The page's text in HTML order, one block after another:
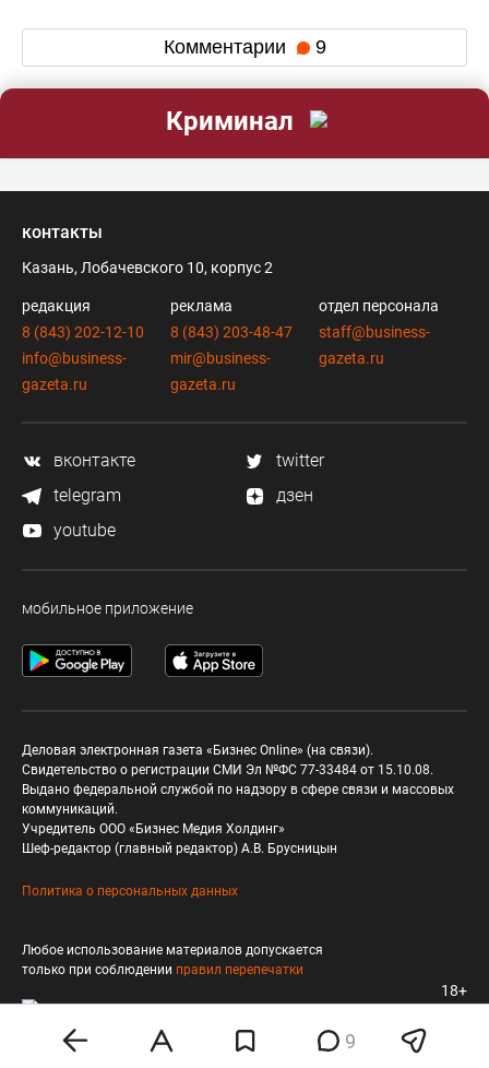
Комментарии 9
9
Криминал
контакты
Казань, Лобачевского 10, корпус 2
редакция
8 (843) 202-12-10
info@business-
gazeta.ru
реклама
8 (843) 203-48-47
mir@business-
gazeta.ru
отдел персонала
staff@business-
gazeta.ru
вконтакте
twitter
telegram
дзен
youtube
мобильное приложение
Деловая электронная газета «Бизнес Online» (на связи).
Свидетельство о регистрации СМИ Эл №ФС 77-33484 от 15.10.08.
Выдано федеральной службой по надзору в сфере связи и массовых
коммуникаций.
Учредитель ООО «Бизнес Медия Холдинг»
Шеф-редактор (главный редактор) А.В. Брусницын
Политика о персональных данных
Любое использование материалов допускается
только при соблюдении правил перепечатки
18+